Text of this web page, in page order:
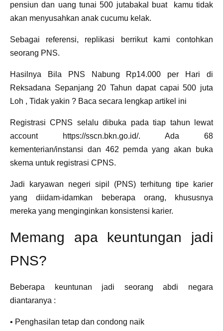
pensiun dan uang tunai 500 jutabakal buat kamu tidak
akan menyusahkan anak cucumu kelak.
Sebagai referensi, replikasi berrikut kami contohkan
seorang PNS.
Hasilnya Bila PNS Nabung Rp14.000 per Hari di
Reksadana Sepanjang 20 Tahun dapat capai 500 juta
Loh , Tidak yakin ? Baca secara lengkap artikel ini
Registrasi CPNS selalu dibuka pada tiap tahun lewat
account https://sscn.bkn.go.id/. Ada 68
kementerian/instansi dan 462 pemda yang akan buka
skema untuk registrasi CPNS.
Jadi karyawan negeri sipil (PNS) terhitung tipe karier
yang diidam-idamkan beberapa orang, khususnya
mereka yang menginginkan konsistensi karier.
Memang apa keuntungan jadi
PNS?
Beberapa keuntunan jadi seorang abdi negara
diantaranya :
• Penghasilan tetap dan condong naik